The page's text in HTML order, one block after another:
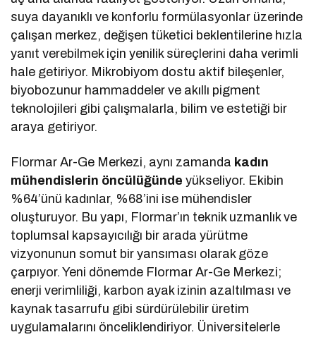
suya dayanıklı ve konforlu formülasyonlar üzerinde
çalışan merkez, değişen tüketici beklentilerine hızla
yanıt verebilmek için yenilik süreçlerini daha verimli
hale getiriyor. Mikrobiyom dostu aktif bileşenler,
biyobozunur hammaddeler ve akıllı pigment
teknolojileri gibi çalışmalarla, bilim ve estetiği bir
araya getiriyor.
Flormar Ar-Ge Merkezi, aynı zamanda kadın
mühendislerin öncülüğünde yükseliyor. Ekibin
%64’ünü kadınlar, %68’ini ise mühendisler
oluşturuyor. Bu yapı, Flormar’ın teknik uzmanlık ve
toplumsal kapsayıcılığı bir arada yürütme
vizyonunun somut bir yansıması olarak göze
çarpıyor. Yeni dönemde Flormar Ar-Ge Merkezi;
enerji verimliliği, karbon ayak izinin azaltılması ve
kaynak tasarrufu gibi sürdürülebilir üretim
uygulamalarını önceliklendiriyor. Üniversitelerle